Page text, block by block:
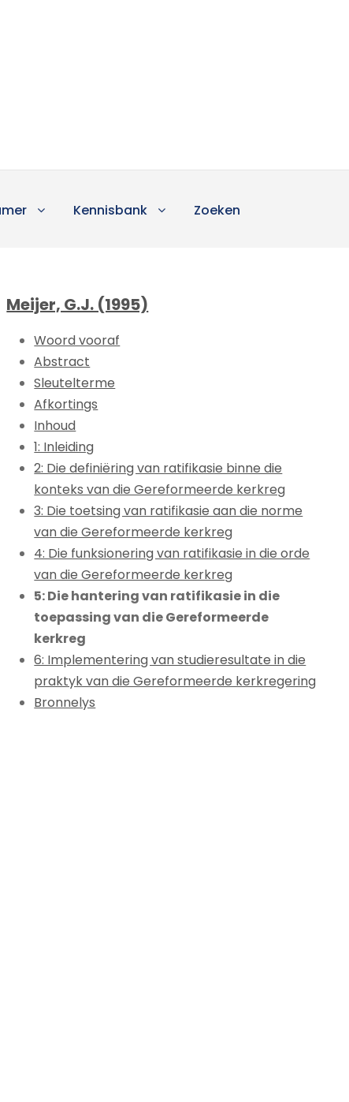
Kennisbank Zoeken
Meijer, G.J. (1995)
Woord vooraf
Abstract
Sleutelterme
Afkortings
Inhoud
1: Inleiding
2: Die definiëring van ratifikasie binne die
konteks van die Gereformeerde kerkreg
3: Die toetsing van ratifikasie aan die norme
van die Gereformeerde kerkreg
4: Die funksionering van ratifikasie in die orde
van die Gereformeerde kerkreg
5: Die hantering van ratifikasie in die
toepassing van die Gereformeerde
kerkreg
6: Implementering van studieresultate in die
praktyk van die Gereformeerde kerkregering
Bronnelys